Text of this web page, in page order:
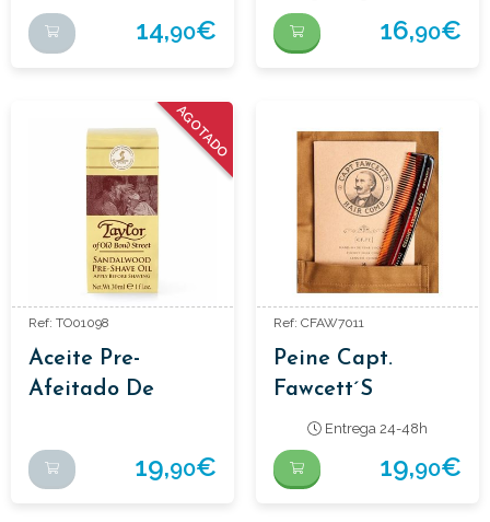
Jermyn Street
Recambio
14,90€ 16,90€
AGOTADO
Ref: TO01098
Aceite Pre-
Afeitado De
19,90€
Ref: CFAW7011
Peine Capt.
Fawcett´s
Entrega 24-48h
19,90€